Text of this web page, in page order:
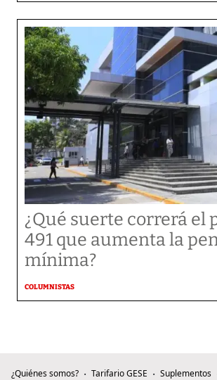
¿Qué suerte correrá el
491 que aumenta la
mínima?
COLUMNISTAS
¿Quiénes somos? Tarifario GESE Suplementos